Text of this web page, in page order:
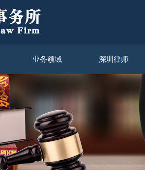
业务领域 深圳律师